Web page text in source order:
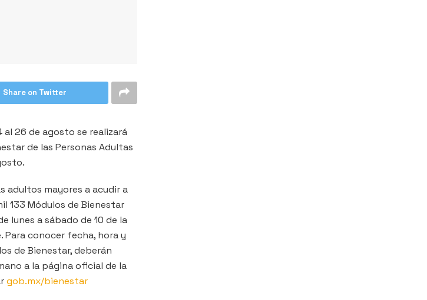
Share on Twitter
al 26 de agosto se realizará
de las Personas Adultas
adultos mayores a acudir a
133 Módulos de Bienestar
lunes a sábado de 10 de la
Para conocer fecha, hora y
de Bienestar, deberán
a la página oficial de la
gob.mx/bienestar